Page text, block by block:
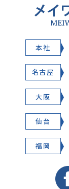
本社
名古屋
大阪
仙台
福岡